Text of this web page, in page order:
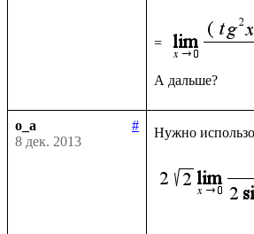
=
o_a
#
8 дек. 2013
Нужно